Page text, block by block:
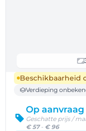
Beschikbaarheid
Verdieping
Op aanvraag
Geschatte prijs /
€ 57- € 96